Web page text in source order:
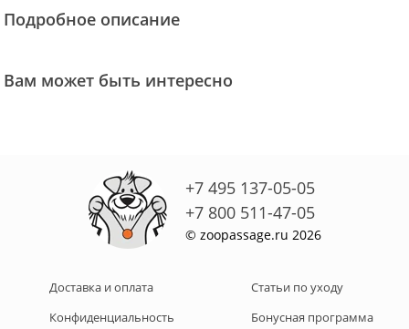
Подробное описание
Вам может быть интересно
+7 495 137-05-05
+7 800 511-47-05
© zoopassage.ru 2026
Доставка и оплата
Конфиденциальность
Статьи по уходу
Бонусная программа